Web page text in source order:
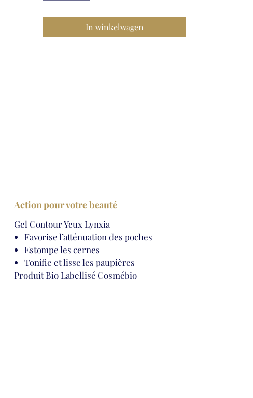
In winkelwagen
Action pour votre beauté
Gel Contour Yeux Lynxia
Favorise l’atténuation des poches
Estompe les cernes
Tonifie et lisse les paupières
Produit Bio Labellisé Cosmébio